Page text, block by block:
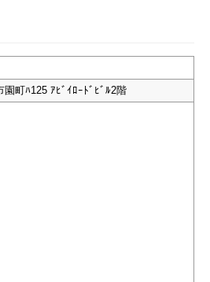
園町ﾊ125 ｱﾋﾞｲﾛｰﾄﾞﾋﾞﾙ2階